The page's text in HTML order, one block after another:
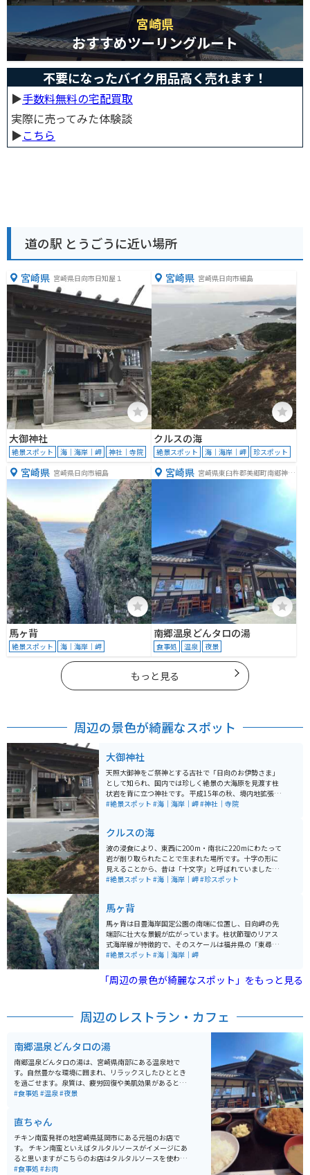
宮崎県
おすすめツーリングルート
不要になったバイク用品高く売れます！
▶︎手数料無料の宅配買取
実際に売ってみた体験談
▶︎こちら
道の駅 とうごうに近い場所
宮崎県 宮崎県日向市日知屋１
大御神社
絶景スポット 海｜海岸｜岬 神社｜寺院
宮崎県 宮崎県日向市細島
クルスの海
絶景スポット 海｜海岸｜岬 珍スポット
宮崎県 宮崎県日向市細島
馬ヶ背
絶景スポット 海｜海岸｜岬
宮崎県 宮崎県東臼杵郡美郷町南郷神門
南郷温泉どんタロの湯
食事処 温泉 夜景
もっと見る
周辺の景色が綺麗なスポット
大御神社
天照大御神をご祭神とする古社で「日向のお伊勢さま」
として知られ、国内では珍しく絶景の大海原を見渡す柱
状岩を背に立つ神社です。 平成15年の秋、境内地拡張の
際に発見された「さざれ石」群は、国内最大規模である
の形が「昇り龍」のような姿に見えることから、龍神信
仰の痕跡ではないかと考えられています。
#絶景スポット #海｜海岸｜岬#神社｜寺院
クルスの海
波の浸食により、東西に200m・南北に220mにわたって
岩が削り取られたことで生まれた場所です。十字の形に
見えることから、昔は「十文字」と呼ばれていました。
その後、近くにある岩場とあわせると「叶」という漢字
う言葉を組み合わせて「願いが叶うクルスの海」と呼ば
れるようになりました。
#絶景スポット #海｜海岸｜岬#珍スポット
馬ヶ背
馬ヶ背は日豊海岸国定公園の南端に位置し、日向岬の先
端部に壮大な景観が広がっています。柱状節理のリアス
式海岸線が特徴的で、そのスケールは福井県の「東尋
坊」にも匹敵するほどです。馬ヶ背展望所からは、日本
の美しさです。 この地域は、上から見ると馬の背のよう
に見えることから「馬ヶ背」と名付けられました。高さ
岬展望台からは太平洋の大パノラマを見ることができ、
りの名所でもあります。さらに、岬の付け根まで歩く
と、日本海水浴場88選に選ばれた海水浴ができるビーチ
やお土産を買う場所にもたどり着きます。四季折々の美
しさも魅力で、春には桜、初夏には山沿いに咲く紫陽花
を眺めることができます。 2022年4月には展望台がスケ
ルトンの床となり、スリル満点のスポットとなっていま
す。そのすぐそばに十字の形をした「クルスの海」があ
り、ロマンチックで神秘的な雰囲気が漂います。
#絶景スポット #海｜海岸｜岬
「周辺の景色が綺麗なスポット」をもっと見る
周辺のレストラン・カフェ
南郷温泉どんタロの湯
南郷温泉どんタロの湯は、宮崎県南部にある温泉地で
す。自然豊かな環境に囲まれ、リラックスしたひととき
を過ごせます。泉質は、疲労回復や美肌効果があるとさ
れるアルカリ性単純温泉で、入浴後は肌がスベスベにな
料理を堪能できる食事処もあり、温泉とグルメを同時に
楽しめます。バイクで訪れる方には、周辺の絶景スポッ
トや歴史ある名所を巡る道が多いため、ツーリングにも
最適です。駐車スペースも完備されているため、ライダ
ーにも安心。
#食事処 #温泉#夜景
直ちゃん
チキン南蛮発祥の地宮崎県延岡市にある元祖のお店で
す。 チキン南蛮といえばタルタルソースがイメージにあ
ると思いますがこちらのお店はタルタルソースを使わな
い元祖チキン南蛮のお店です。休日などはかなり混雑し
#食事処 #お肉